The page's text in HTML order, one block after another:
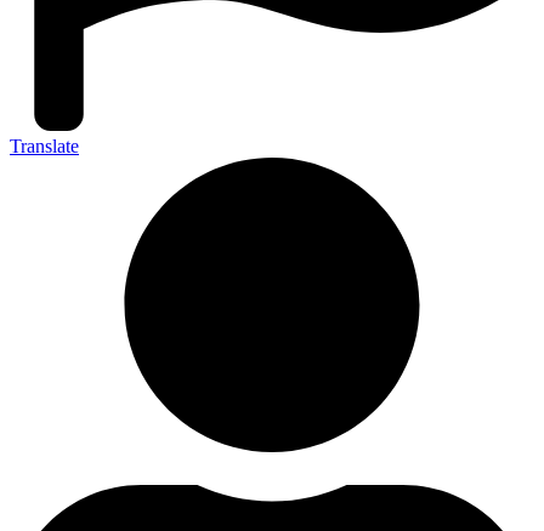
Translate